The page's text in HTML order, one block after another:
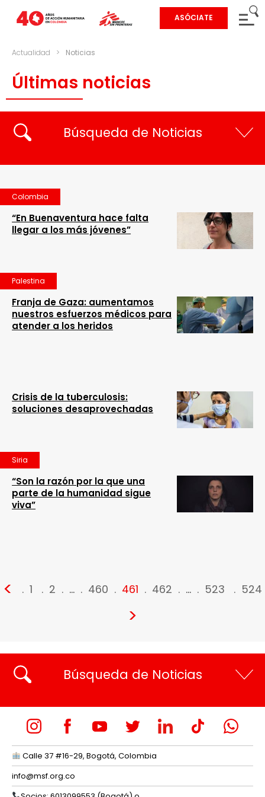
ASÓCIATE
Actualidad > Noticias
Últimas noticias
Búsqueda de Noticias
Colombia
“En Buenaventura hace falta
llegar a los más jóvenes”
Palestina
Franja de Gaza: aumentamos
nuestros esfuerzos médicos para
atender a los heridos
Crisis de la tuberculosis:
soluciones desaprovechadas
Siria
“Son la razón por la que una
parte de la humanidad sigue
viva”
< 1 2 … 460 461 462 … 523 524
>
Búsqueda de Noticias
Calle 37 #16-29, Bogotá, Colombia
info@msf.org.co